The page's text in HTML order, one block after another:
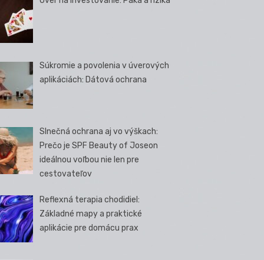
Súkromie a povolenia v úverových
aplikáciách: Dátová ochrana
Slnečná ochrana aj vo výškach:
Prečo je SPF Beauty of Joseon
ideálnou voľbou nie len pre
cestovateľov
Reflexná terapia chodidiel:
Základné mapy a praktické
aplikácie pre domácu prax